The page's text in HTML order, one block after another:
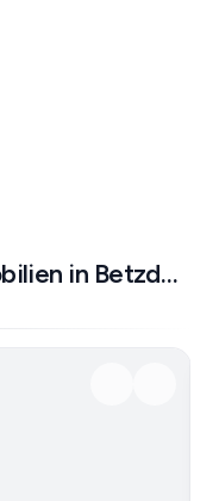
Entdecken Sie Immobilien in Betzdorf